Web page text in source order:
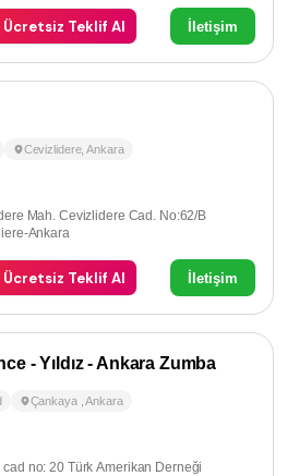
Ücretsiz Teklif Al İletişim
Cevizlidere,Ankara
Mah. Cevizlidere Cad. No:62/B
Ankara
Ücretsiz Teklif Al İletişim
- Yıldız - Ankara Zumba
Çankaya ,Ankara
no: 20 Türk Amerikan Derneği